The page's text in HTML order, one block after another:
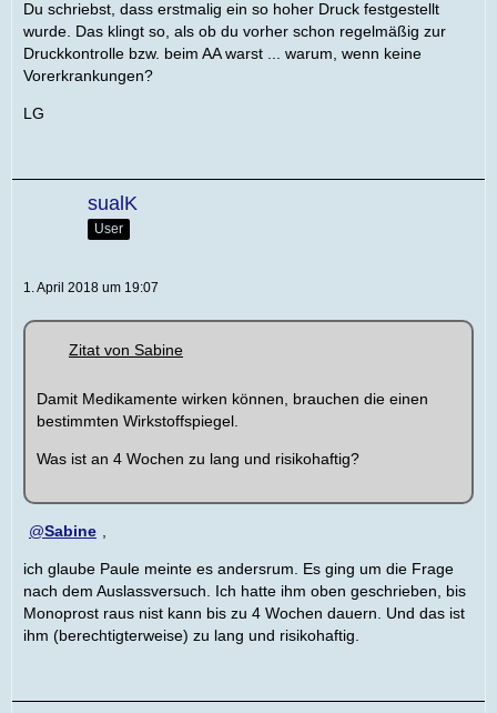
Du schriebst, dass erstmalig ein so hoher Druck festgestellt
wurde. Das klingt so, als ob du vorher schon regelmäßig zur
Druckkontrolle bzw. beim AA warst ... warum, wenn keine
Vorerkrankungen?
LG
sualK
User
1. April 2018 um 19:07
Zitat von Sabine
Damit Medikamente wirken können, brauchen die einen
bestimmten Wirkstoffspiegel.
Was ist an 4 Wochen zu lang und risikohaftig?
Sabine ,
ich glaube Paule meinte es andersrum. Es ging um die Frage
nach dem Auslassversuch. Ich hatte ihm oben geschrieben, bis
Monoprost raus nist kann bis zu 4 Wochen dauern. Und das ist
ihm (berechtigterweise) zu lang und risikohaftig.